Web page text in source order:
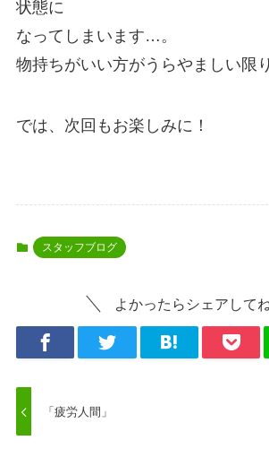
状態に
なってしまいます…。
物持ちがいい方がうらやましい限
では、次回もお楽しみに！
スタッフブログ
よかったらシェアしてね
「疲労人間」